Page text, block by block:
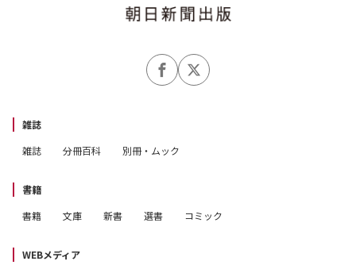
雑誌
雑誌
分冊百科 別冊・ムック
書籍
書籍
文庫 新書 選書 コミック
WEBメディア